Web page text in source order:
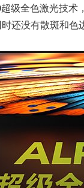
级全色激光技术
还没有散斑和色